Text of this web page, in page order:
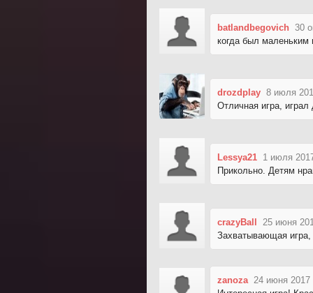
batlandbegovich 30
когда был маленьким
drozdplay 8 июля
Отличная игра,
Lessya21 1 июля
Прикольно. Детям
crazyBall
25 июня
Захватывающая игра,
zanoza 24 июня 2017